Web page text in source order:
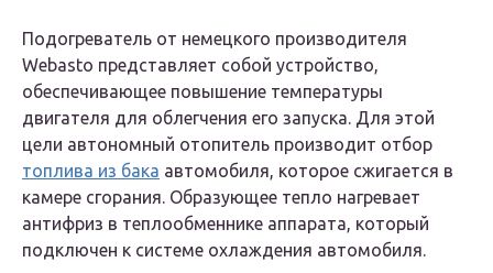
Подогреватель от немецкого производителя
Webasto представляет собой устройство,
обеспечивающее повышение температуры
двигателя для облегчения его запуска. Для этой
цели автономный отопитель производит отбор
топлива из бака автомобиля, которое сжигается в
камере сгорания. Образующее тепло нагревает
антифриз в теплообменнике аппарата, который
подключен к системе охлаждения автомобиля.